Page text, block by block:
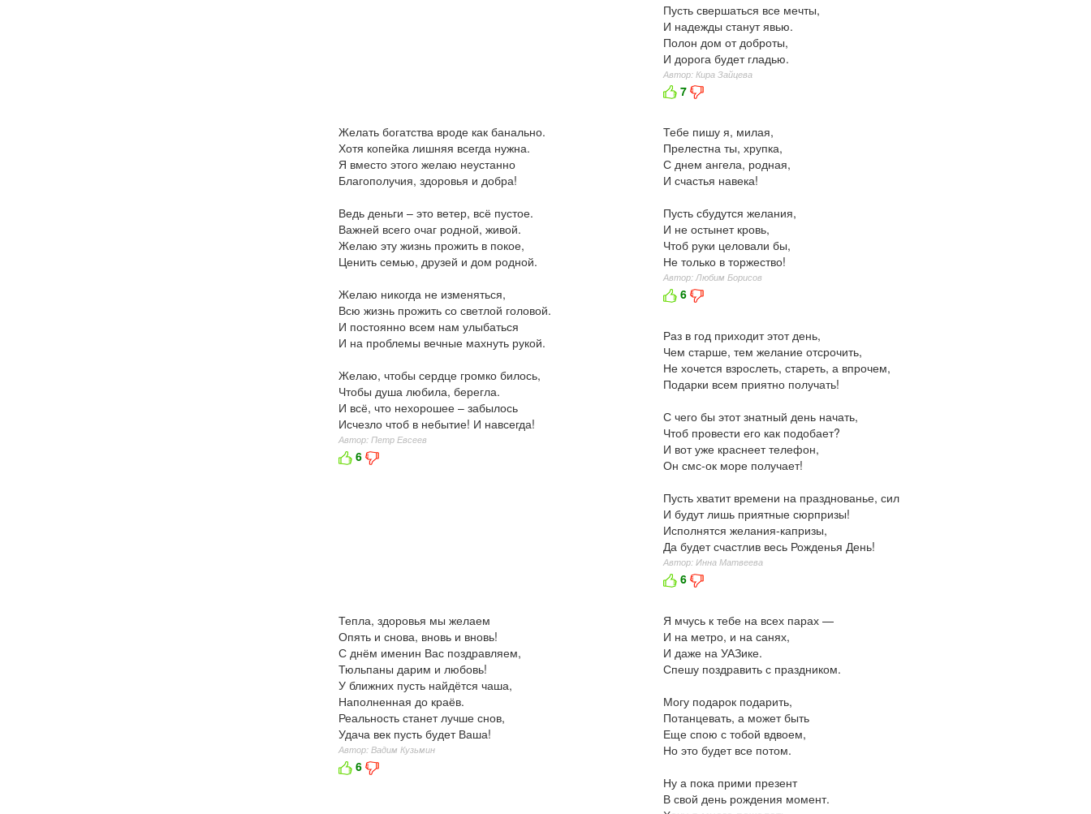
Пусть свершаться все мечты,
И надежды станут явью.
Полон дом от доброты,
И дорога будет гладью.
Автор: Кира Зайцева
7
Желать богатства вроде как банально.
Хотя копейка лишняя всегда нужна.
Я вместо этого желаю неустанно
Благополучия, здоровья и добра!
Ведь деньги – это ветер, всё пустое.
Важней всего очаг родной, живой.
Желаю эту жизнь прожить в покое,
Ценить семью, друзей и дом родной.
Желаю никогда не изменяться,
Всю жизнь прожить со светлой головой.
И постоянно всем нам улыбаться
И на проблемы вечные махнуть рукой.
Желаю, чтобы сердце громко билось,
Чтобы душа любила, берегла.
И всё, что нехорошее – забылось
Исчезло чтоб в небытие! И навсегда!
Автор: Петр Евсеев
6
Тебе пишу я, милая,
Прелестна ты, хрупка,
С днем ангела, родная,
И счастья навека!
Пусть сбудутся желания,
И не остынет кровь,
Чтоб руки целовали бы,
Не только в торжество!
Автор: Любим Борисов
6
Раз в год приходит этот день,
Чем старше, тем желание отсрочить,
Не хочется взрослеть, стареть, а впрочем,
Подарки всем приятно получать!
С чего бы этот знатный день начать,
Чтоб провести его как подобает?
И вот уже краснеет телефон,
Он смс-ок море получает!
Пусть хватит времени на празднованье, сил
И будут лишь приятные сюрпризы!
Исполнятся желания-капризы,
Да будет счастлив весь Рожденья День!
Автор: Инна Матвеева
6
Тепла, здоровья мы желаем
Опять и снова, вновь и вновь!
С днём именин Вас поздравляем,
Тюльпаны дарим и любовь!
У ближних пусть найдётся чаша,
Наполненная до краёв.
Реальность станет лучше снов,
Удача век пусть будет Ваша!
Автор: Вадим Кузьмин
6
Я мчусь к тебе на всех парах —
И на метро, и на санях,
И даже на УАЗике.
Спешу поздравить с праздником.
Могу подарок подарить,
Потанцевать, а может быть
Еще спою с тобой вдвоем,
Но это будет все потом.
Ну а пока прими презент
В свой день рождения момент.